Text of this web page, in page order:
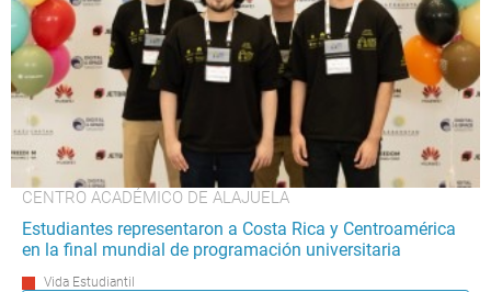
CENTRO ACADÉMICO DE ALAJUELA
Estudiantes representaron a Costa Rica y Centroamérica
en la final mundial de programación universitaria
Vida Estudiantil